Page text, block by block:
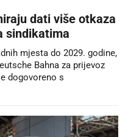
dati više otkaza
sindikatima
mjesta do 2029. godine,
Bahna za prijevoz
dogovoreno s